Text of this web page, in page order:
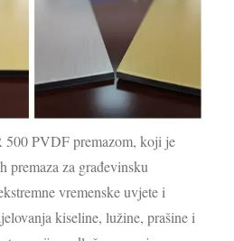
PVDF premazom, koji je
premaza za građevinsku
vremenske uvjete i
kiseline, lužine, prašine i